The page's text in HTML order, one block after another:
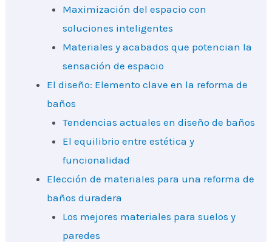
Maximización del espacio con
soluciones inteligentes
Materiales y acabados que potencian la
sensación de espacio
El diseño: Elemento clave en la reforma de
baños
Tendencias actuales en diseño de baños
El equilibrio entre estética y
funcionalidad
Elección de materiales para una reforma de
baños duradera
Los mejores materiales para suelos y
paredes